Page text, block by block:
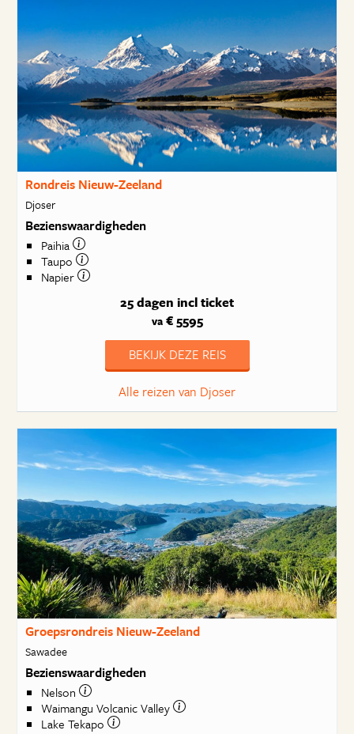
Rondreis Nieuw-Zeeland
Djoser
Bezienswaardigheden
Paihia
Taupo
Napier
25 dagen incl ticket
va€ 5595
BEKIJK DEZE REIS
Alle reizen van Djoser
Groepsrondreis Nieuw-Zeeland
Sawadee
Bezienswaardigheden
Nelson
Waimangu Volcanic Valley
Lake Tekapo